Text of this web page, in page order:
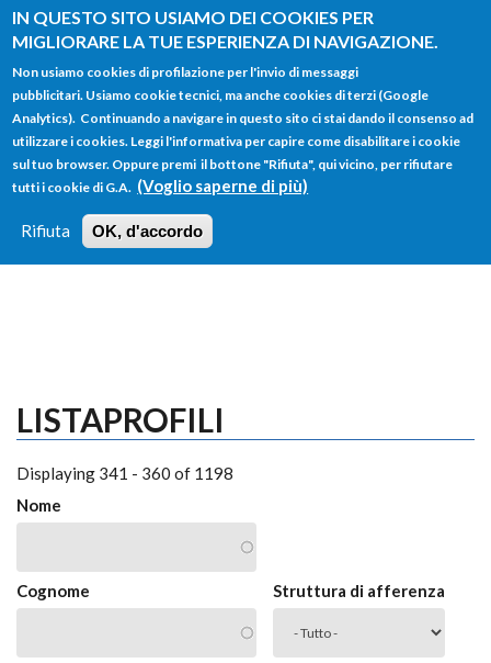
IN QUESTO SITO USIAMO DEI COOKIES PER
MIGLIORARE LA TUE ESPERIENZA DI NAVIGAZIONE.
Non usiamo cookies di profilazione per l'invio di messaggi
pubblicitari. Usiamo cookie tecnici, ma anche cookies di terzi (Google
Analytics). Continuando a navigare in questo sito ci stai dando il consenso ad
utilizzare i cookies. Leggi l'informativa per capire come disabilitare i cookie
sul tuo browser. Oppure premi il bottone "Rifiuta", qui vicino, per rifiutare
tutti i cookie di G.A. (Voglio saperne di più)
Rifiuta OK, d'accordo
Salta al contenuto principale
FORM
DI
RICERCA
Main menu
HOME TUTTI I PROFILI
LOGIN
LISTAPROFILI
Displaying 341 - 360 of 1198
Nome
Cognome Struttura di afferenza